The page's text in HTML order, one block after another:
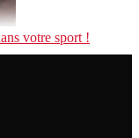
votre sport !